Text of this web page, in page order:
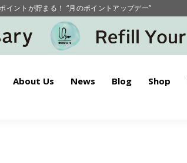
イントが貯まる！ “月のポイントアップデー”
期間中のお問い合わせと商品配送に関しまして
イントが貯まる！ “月のポイントアップデー”
About Us News Blog Shop